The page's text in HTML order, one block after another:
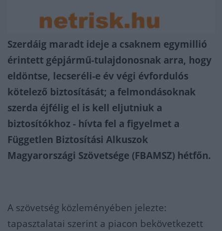
Szerdáig maradt ideje a csaknem egymillió
érintett gépjármű-tulajdonosnak arra, hogy
eldöntse, lecseréli-e év végi évfordulós
kötelező biztosítását; a felmondásoknak
szerda éjfélig el is kell eljutniuk a
biztosítókhoz - hívta fel a figyelmet a
Független Biztosítási Alkuszok
Magyarországi Szövetsége (FBAMSZ) hétfőn.
A szövetség közleményében jelezte:
tapasztalatai szerint a piacon bekövetkezett